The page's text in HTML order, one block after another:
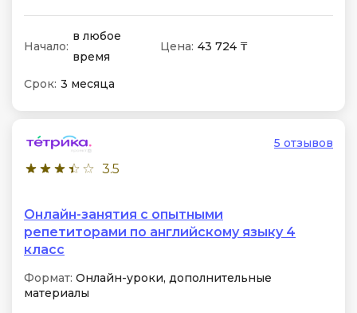
Начало:
в любое
время
Цена: 43 724 ₸
Срок: 3 месяца
3.5
5 отзывов
Онлайн-занятия с опытными
репетиторами по английскому языку 4
класс
Формат: Онлайн-уроки, дополнительные
материалы